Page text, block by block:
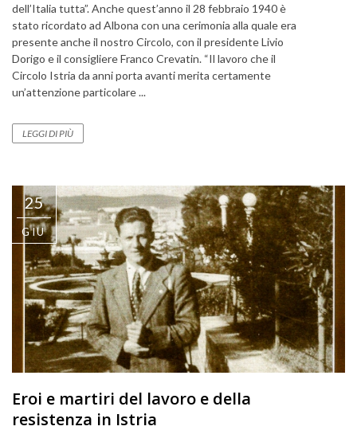
dell’Italia tutta”. Anche quest’anno il 28 febbraio 1940 è
stato ricordato ad Albona con una cerimonia alla quale era
presente anche il nostro Circolo, con il presidente Livio
Dorigo e il consigliere Franco Crevatin. “Il lavoro che il
Circolo Istria da anni porta avanti merita certamente
un’attenzione particolare ...
LEGGI DI PIÙ
25
GIU
Eroi e martiri del lavoro e della
resistenza in Istria